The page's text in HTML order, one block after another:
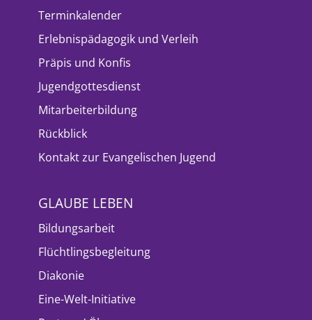
Terminkalender
Erlebnispädagogik und Verleih
Präpis und Konfis
Jugendgottesdienst
Mitarbeiterbildung
Rückblick
Kontakt zur Evangelischen Jugend
GLAUBE LEBEN
Bildungsarbeit
Flüchtlingsbegleitung
Diakonie
Eine-Welt-Initiative